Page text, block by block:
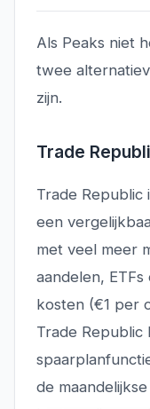
Als Peaks niet
twee
zijn.
Trade
Trade Republic
een
met veel meer
aandelen,
kosten (€1 per
Trade Republic
de